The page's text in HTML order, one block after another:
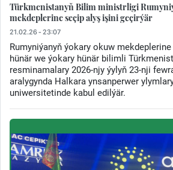
Türkmenistanyň Bilim ministrligi
mekdeplerine seçip alyş işini geçirýär
21.02.26 - 23:07
Rumyniýanyň ýokary okuw
hünär we ýokary hünär bilimli
resminamalary 2026-njy ýylyň 23-nji
aralygynda Halkara ynsanperwer
uniwersitetinde kabul edilýär.